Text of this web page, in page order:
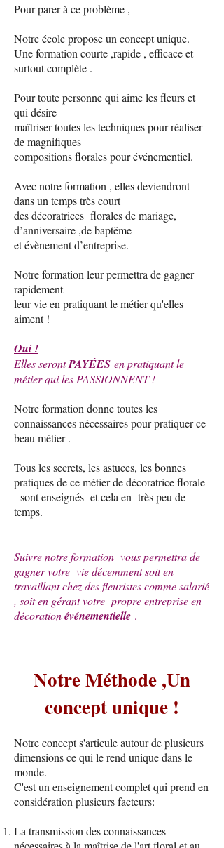
Pour parer à ce problème ,
Notre école propose un concept unique.
Une formation courte ,rapide , efficace et
surtout complète .
Pour toute personne qui aime les fleurs et
qui désire
maîtriser toutes les techniques pour réaliser
de magnifiques
compositions florales pour événementiel.
Avec notre formation , elles deviendront
dans un temps très court
des décoratrices florales de mariage,
d’anniversaire ,de baptême
et évènement d’entreprise.
Notre formation leur permettra de gagner
rapidement
leur vie en pratiquant le métier qu'elles
aiment !
Oui !
Elles serontPAYÉES en pratiquant le
métier qui les PASSIONNENT !
Notre formation donne toutes les
connaissances nécessaires pour pratiquer ce
beau métier .
Tous les secrets, les astuces, les bonnes
pratiques de ce métier de décoratrice florale
sont enseignés et cela en très peu de
temps.
Suivre notre formation vous permettra de
gagner votre vie décemment soit en
travaillant chez des fleuristes comme salarié
, soit en gérant votre propre entreprise en
décorationévénementielle .
Notre Méthode ,Un
concept unique !
Notre concept s'articule autour de plusieurs
dimensions ce qui le rend unique dans le
monde.
C'est un enseignement complet qui prend en
considération plusieurs facteurs:
La transmission des connaissances